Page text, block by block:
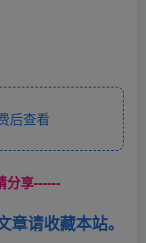
后查看
分享------
请收藏本站。